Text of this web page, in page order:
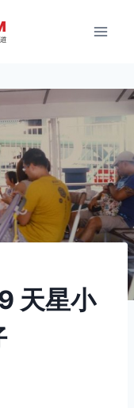
道
天星小